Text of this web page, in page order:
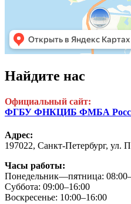
Найдите нас
Официальный сайт:
ФГБУ ФНКЦИБ ФМБА
Адрес:
197022, Санкт-Петербург, ул.
Часы работы:
Понедельник—пятница:
Суббота: 09:00–16:00
Воскресенье: 10:00–16:00